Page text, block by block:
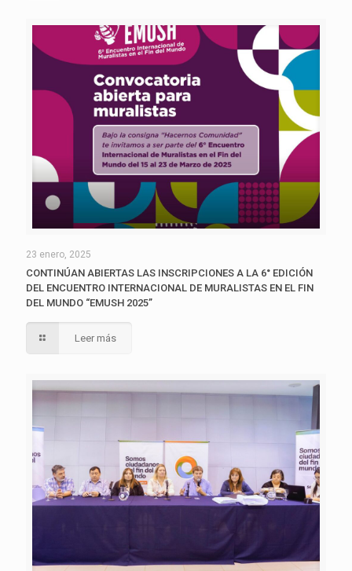
23 enero, 2025
CONTINÚAN ABIERTAS LAS INSCRIPCIONES A LA 6° EDICIÓN
DEL ENCUENTRO INTERNACIONAL DE MURALISTAS EN EL FIN
DEL MUNDO “EMUSH 2025”
Leer más